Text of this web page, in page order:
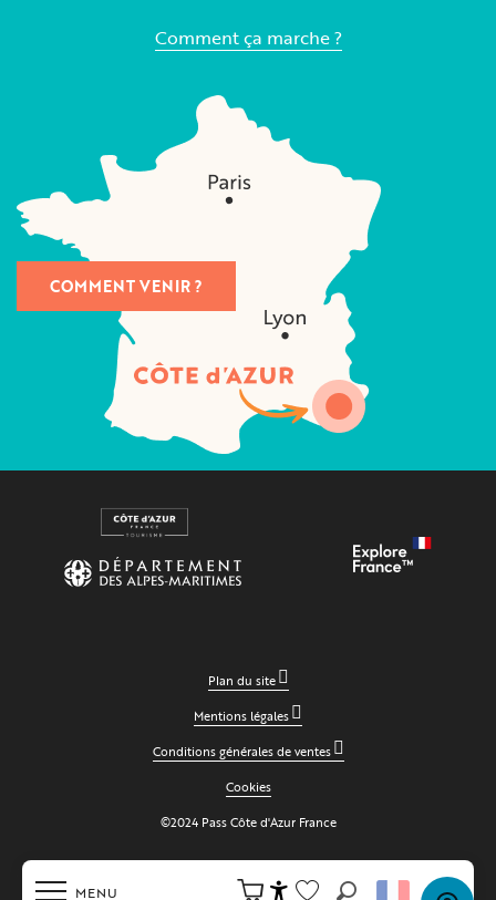
MENU
Comment ça marche ?
COMMENT VENIR ?
Plan du site
Mentions légales
Conditions générales de ventes
Cookies
©2024 Pass Côte d'Azur France